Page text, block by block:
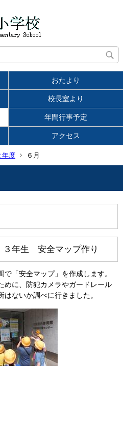
おたより
校長室より
年間行事予定
アクセス
年度 ６月
年生 安全マップ作り
「安全マップ」を作成します。
めに、防犯カメラやガードレール
ないか調べに行きました。